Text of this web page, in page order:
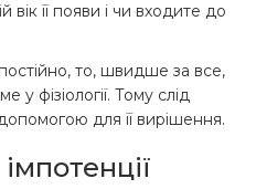
її появи і чи входите до
то, швидше за все,
фізіології. Тому слід
для її вирішення.